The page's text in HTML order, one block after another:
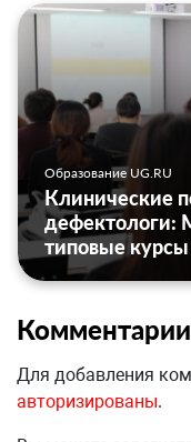
Образование UG.RU
Клинические
дефектологи:
типовые
Комментарии
Для добавления
авторизированы.